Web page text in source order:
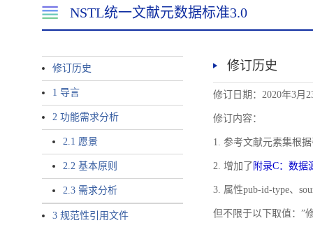
NSTL统一文献元数据标准3.0
修订历史
1 导言
2 功能需求分析
2.1 愿景
2.2 基本原则
2.3 需求分析
3 规范性引用文件
修订历史
修订日期：2020年3月
修订内容：
1. 参考文献元素集根
2. 增加了 附录C：数据
3. 属性pub-id-type、
但不限于以下取值：”